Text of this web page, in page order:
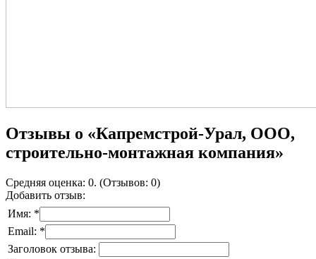
Отзывы о «Капремстрой-Урал, ООО,
строительно-монтажная компания»
Средняя оценка: 0. (Отзывов: 0)
Добавить отзыв:
Имя: *
Email: *
Заголовок отзыва: